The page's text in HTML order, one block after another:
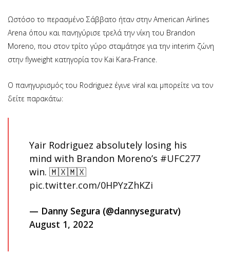
Ωστόσο το περασμένο Σάββατο ήταν στην American Airlines
Arena όπου και πανηγύρισε τρελά την νίκη του Brandon
Moreno, που στον τρίτο γύρο σταμάτησε για την interim ζώνη
στην flyweight κατηγορία τον Kai Kara-France.
O πανηγυρισμός του Rodriguez έγινε viral και μπορείτε να τον
δείτε παρακάτω:
Yair Rodriguez absolutely losing his
mind with Brandon Moreno’s #UFC277
win. 🇲🇽🇲🇽
pic.twitter.com/0HPYzZhKZi
— Danny Segura (@dannyseguratv)
August 1, 2022